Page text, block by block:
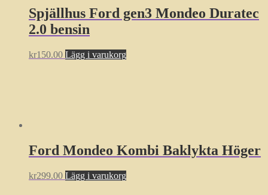
Spjällhus Ford gen3 Mondeo Duratec
2.0 bensin
kr150.00 Lägg i varukorg
Ford Mondeo Kombi Baklykta Höger
kr299.00 Lägg i varukorg